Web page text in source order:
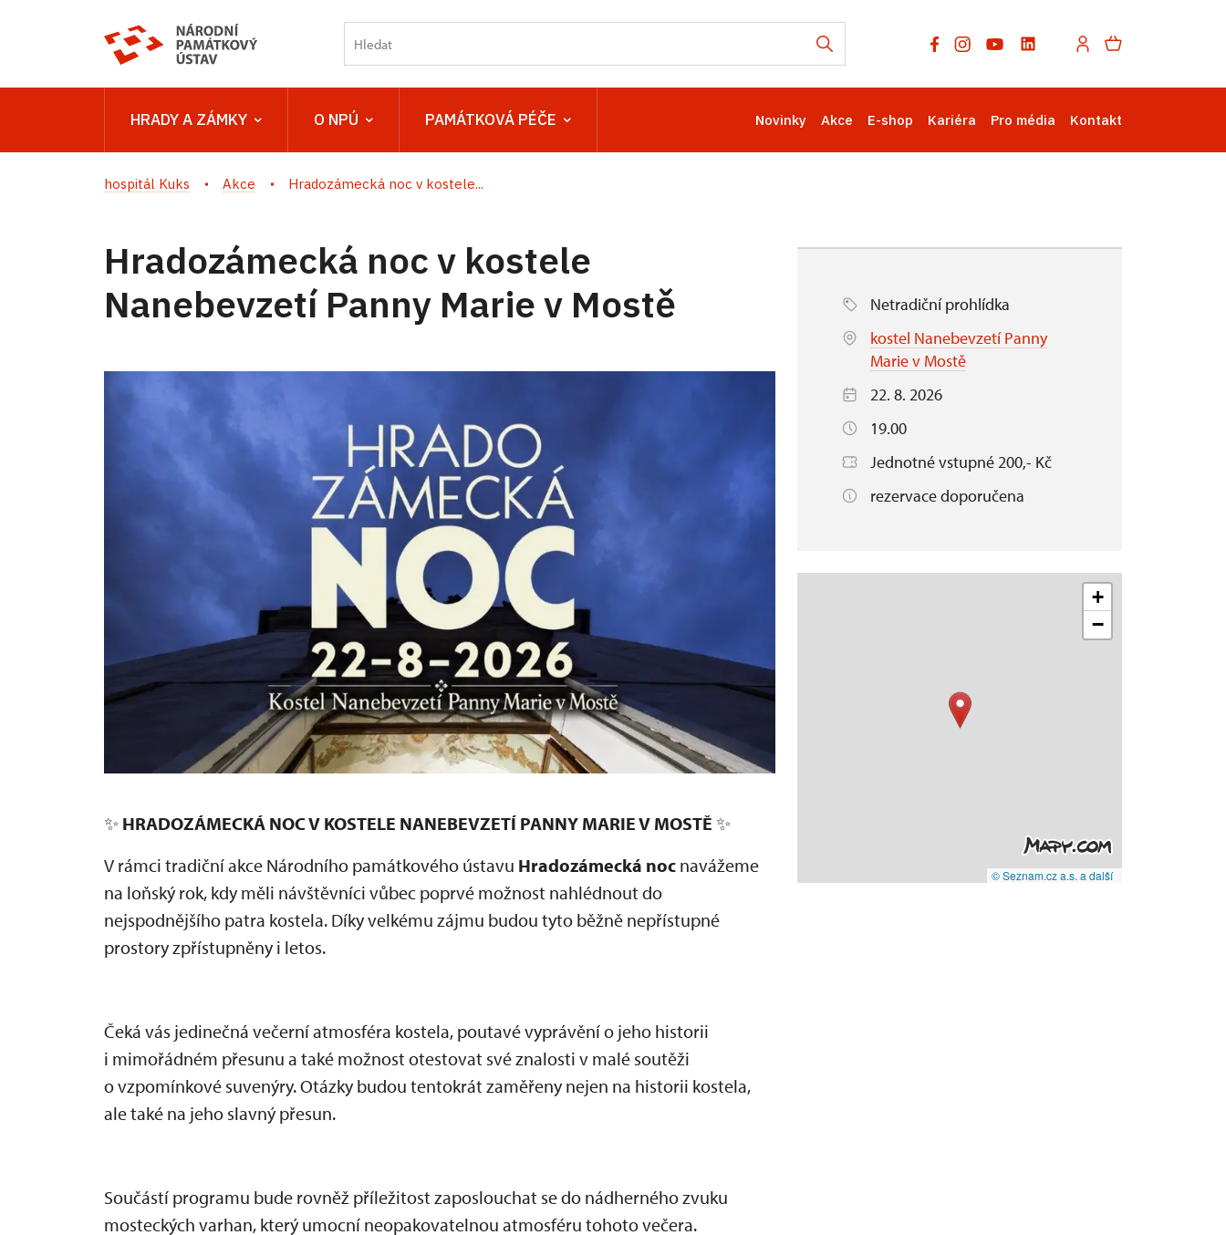
HRADY A ZÁMKY O NPÚ PAMÁTKOVÁ PÉČE Novinky Akce E-shop Kariéra Pro média Kontakt
hospitál Kuks Akce Hradozámecká noc v kostele...
Hradozámecká noc v kostele
Nanebevzetí Panny Marie v Mostě
✨ HRADOZÁMECKÁ NOC V KOSTELE NANEBEVZETÍ PANNY MARIE V MOSTĚ ✨
V rámci tradiční akce Národního památkového ústavu Hradozámecká noc navážeme
na loňský rok, kdy měli návštěvníci vůbec poprvé možnost nahlédnout do
nejspodnějšího patra kostela. Díky velkému zájmu budou tyto běžně nepřístupné
prostory zpřístupněny i letos.
Čeká vás jedinečná večerní atmosféra kostela, poutavé vyprávění o jeho historii
i mimořádném přesunu a také možnost otestovat své znalosti v malé soutěži
o vzpomínkové suvenýry. Otázky budou tentokrát zaměřeny nejen na historii kostela,
ale také na jeho slavný přesun.
Součástí programu bude rovněž příležitost zaposlouchat se do nádherného zvuku
mosteckých varhan, který umocní neopakovatelnou atmosféru tohoto večera.
Netradiční prohlídka
kostel Nanebevzetí Panny
Marie v Mostě
22. 8. 2026
19.00
Jednotné vstupné 200,- Kč
rezervace doporučena
+
−
© Seznam.cz a.s. a další